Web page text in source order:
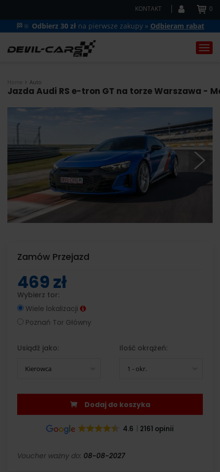
KONTAKT 0
🏁🔆 Odbierz 30 zł na pierwsze zakupy » Odbieram rabat
Home Auto
Jazda Audi RS e-tron GT na torze Warszawa -
Zamów Przejazd
469 zł
Wybierz tor:
Wiele lokalizacji
Poznań Tor Główny
Usiądź jako:
Kierowca
Ilość okrążeń:
1 - okr.
Dodaj do koszyka
4.6 2161 opinii
Voucher ważny do: 08-08-2027